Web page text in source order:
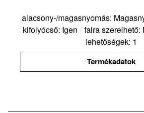
alacsony-/magasnyomás:
kifolyócső: Igen | falra szerelhető:
lehetőségek: 1
Termékadatok